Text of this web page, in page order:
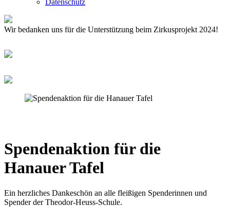
Datenschutz
Wir bedanken uns für die Unterstützung beim Zirkusprojekt 2024!
Spendenaktion für die
Hanauer Tafel
Ein herzliches Dankeschön an alle fleißigen Spenderinnen und
Spender der Theodor-Heuss-Schule.